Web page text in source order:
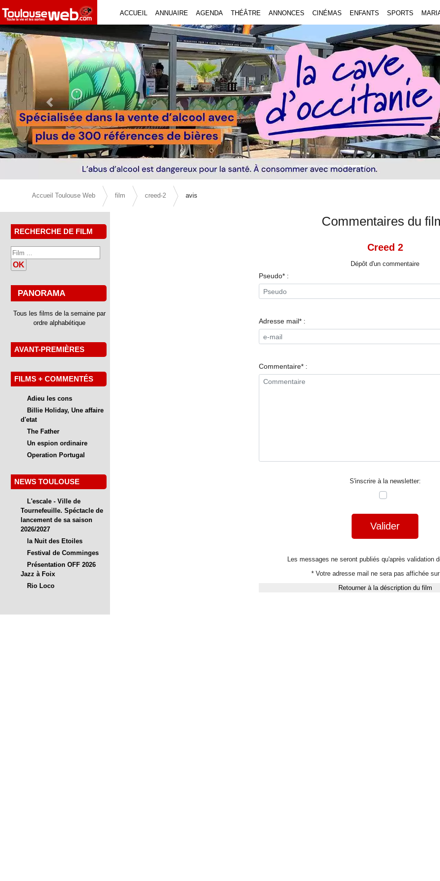
ACCUEIL ANNUAIRE AGENDA THÉÂTRE ANNONCES CINÉMAS ENFANTS SPORTS
Previous Slide
Accueil Toulouse Web film creed-2 avis
RECHERCHE DE FILM
OK
PANORAMA
Tous les films de la semaine par
ordre alphabétique
AVANT-PREMIÈRES
FILMS + COMMENTÉS
Adieu les cons
Billie Holiday, Une affaire
d'etat
The Father
Un espion ordinaire
Operation Portugal
NEWS TOULOUSE
L'escale - Ville de
Tournefeuille. Spéctacle de
lancement de sa saison
2026/2027
la Nuit des Etoiles
Festival de Comminges
Présentation OFF 2026
Jazz à Foix
Rio Loco
Commentaires du
Creed 2
Dépôt d'un commentaire
Pseudo* :
Adresse mail* :
Commentaire* :
S'inscrire à la newsletter:
Valider
Les messages ne seront publiés qu'après validation
* Votre adresse mail ne sera pas affichée
Retourner à la déscription du film